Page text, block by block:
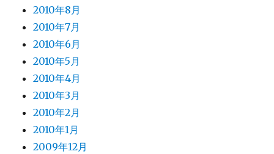
2010年8月
2010年7月
2010年6月
2010年5月
2010年4月
2010年3月
2010年2月
2010年1月
2009年12月